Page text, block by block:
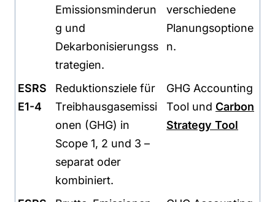
Emissionsminderun
g und
Dekarbonisierungss
trategien.
verschiedene
Planungsoptione
n.
ESRS
E1-4
Reduktionsziele für
Treibhausgasemissi
onen (GHG) in
Scope 1, 2 und 3 –
separat oder
kombiniert.
GHG Accounting
Tool und Carbon
Strategy Tool